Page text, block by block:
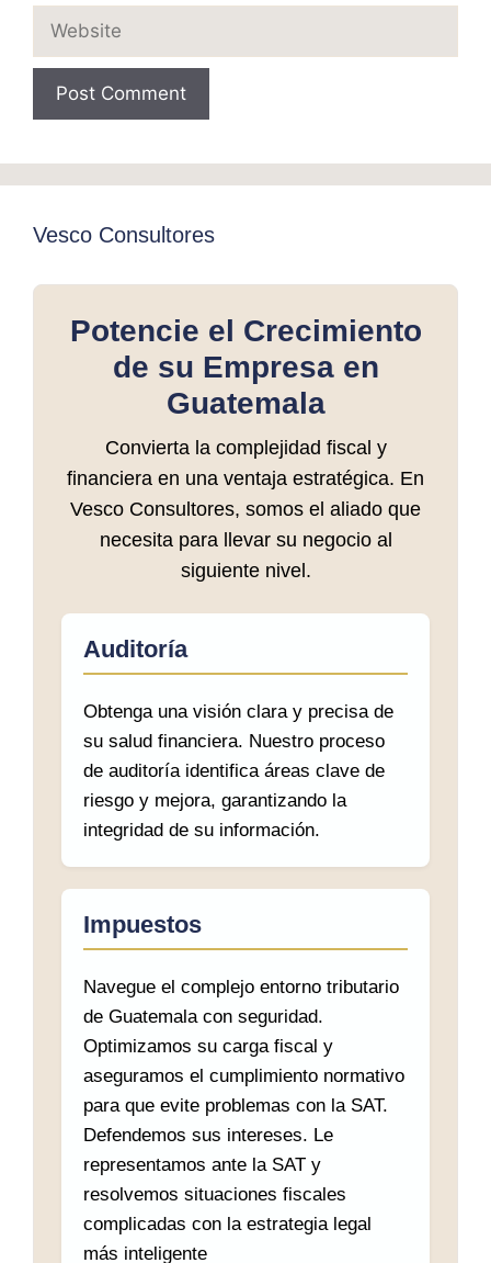
Website
Vesco Consultores
Potencie el Crecimiento
de su Empresa en
Guatemala
Convierta la complejidad fiscal y
financiera en una ventaja estratégica. En
Vesco Consultores, somos el aliado que
necesita para llevar su negocio al
siguiente nivel.
Auditoría
Obtenga una visión clara y precisa de
su salud financiera. Nuestro proceso
de auditoría identifica áreas clave de
riesgo y mejora, garantizando la
integridad de su información.
Impuestos
Navegue el complejo entorno tributario
de Guatemala con seguridad.
Optimizamos su carga fiscal y
aseguramos el cumplimiento normativo
para que evite problemas con la SAT.
Defendemos sus intereses. Le
representamos ante la SAT y
resolvemos situaciones fiscales
complicadas con la estrategia legal
más inteligente